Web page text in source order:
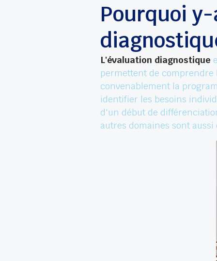
Pourquoi
L'évaluation diagnostique
permettent de comprendre
convenablement la
identifier les besoins
d'un début de
autres domaines sont aussi